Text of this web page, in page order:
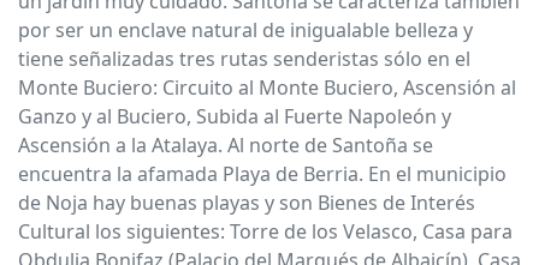
por ser un enclave natural de inigualable belleza y
tiene señalizadas tres rutas senderistas sólo en el
Monte Buciero: Circuito al Monte Buciero, Ascensión al
Ganzo y al Buciero, Subida al Fuerte Napoleón y
Ascensión a la Atalaya. Al norte de Santoña se
encuentra la afamada Playa de Berria. En el municipio
de Noja hay buenas playas y son Bienes de Interés
Cultural los siguientes: Torre de los Velasco, Casa para
Obdulia Bonifaz (Palacio del Marqués de Albaicín), Casa